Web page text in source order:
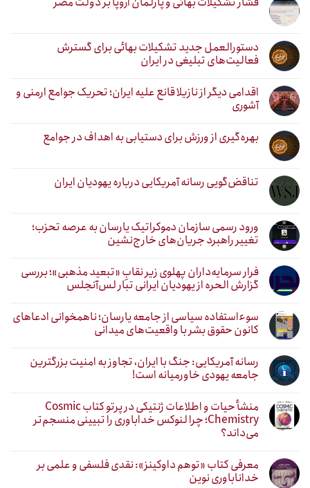
دستورالعمل جدید تشکیلات بهائی برای گسترش
فعالیت‌های تبلیغی در ایران
اقدامی دیگر از نازیلا قانع علیه ایران؛ تحریک جوامع ارمنی و
آشوری
بهره‌گیری از ورزش برای دستیابی به اهداف در جوامع
تناقض‌گویی رسانه آمریکایی درباره یهودیان ایران
ورود رسمی سازمان دموکراتیک یارسان به عرصه تحزب؛
تغییر راهبرد جریان‌های خارج‌نشین
فرار سرمایه‌داران پهلوی زیر نقابِ «تبعید مذهبی»؛ بررسی
گزارش الحره از یهودیان ایرانی تبار لس‌آنجلس
سوءاستفاده سیاسی از جامعه یارسان؛ ناهمخوانی ادعاهای
کانون حقوق بشر با واقعیت‌های میدانی
رسانه آمریکایی: جنگ با ایران، تجاوز به امنیت بزرگترین
جامعه یهودی خاورمیانه است!
منشأ حیات و اطلاعات ژنتیکی در پرتو کتاب Cosmic
Chemistry؛ چرا لنوکس خداباوری را تبیینی منسجم‌تر
می‌داند؟
معرفی کتاب «توهم داوکینز»: نقدی فلسفی و علمی بر
خداناباوری نوین